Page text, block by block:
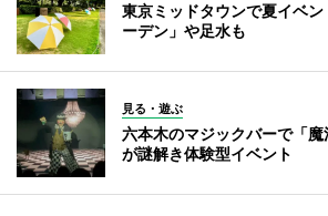
東京ミッドタウンで夏イベ
ーデン」や足水も
見る・遊ぶ
六本木のマジックバーで「
が謎解き体験型イベント